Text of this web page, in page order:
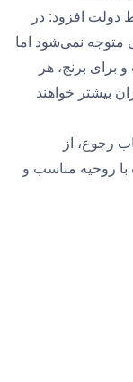
دولت افزود: در
متوجه نمی‌شود اما
برای برنج، هر
بیشتر خواهند
رجوع، از
با روحیه مناسب و